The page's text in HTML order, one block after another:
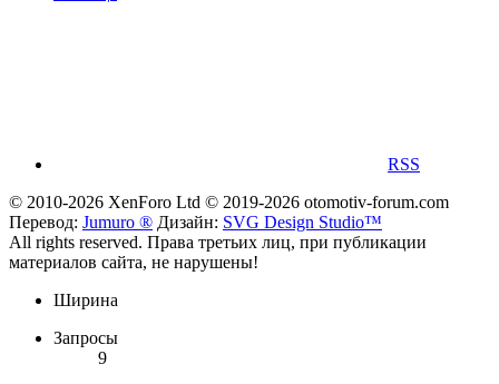
RSS
© 2010-2026 XenForo Ltd © 2019-2026 otomotiv-forum.com
Перевод: Jumuro ® Дизайн: SVG Design Studio™
All rights reserved. Права третьих лиц, при публикации
материалов сайта, не нарушены!
Ширина
Запросы
9